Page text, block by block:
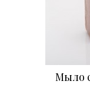
Мыло